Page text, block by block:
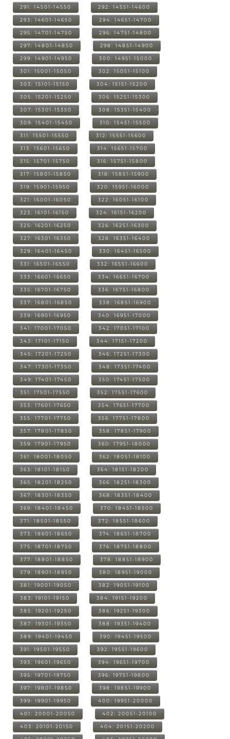
291: 14501-14550 292: 14551-14600
293: 14601-14650 294: 14651-14700
295: 14701-14750 296: 14751-14800
297: 14801-14850 298: 14851-14900
299: 14901-14950 300: 14951-15000
301: 15001-15050 302: 15051-15100
303: 15101-15150 304: 15151-15200
305: 15201-15250 306: 15251-15300
307: 15301-15350 308: 15351-15400
309: 15401-15450 310: 15451-15500
311: 15501-15550 312: 15551-15600
313: 15601-15650 314: 15651-15700
315: 15701-15750 316: 15751-15800
317: 15801-15850 318: 15851-15900
319: 15901-15950 320: 15951-16000
321: 16001-16050 322: 16051-16100
323: 16101-16150 324: 16151-16200
325: 16201-16250 326: 16251-16300
327: 16301-16350 328: 16351-16400
329: 16401-16450 330: 16451-16500
331: 16501-16550 332: 16551-16600
333: 16601-16650 334: 16651-16700
335: 16701-16750 336: 16751-16800
337: 16801-16850 338: 16851-16900
339: 16901-16950 340: 16951-17000
341: 17001-17050 342: 17051-17100
343: 17101-17150 344: 17151-17200
345: 17201-17250 346: 17251-17300
347: 17301-17350 348: 17351-17400
349: 17401-17450 350: 17451-17500
351: 17501-17550 352: 17551-17600
353: 17601-17650 354: 17651-17700
355: 17701-17750 356: 17751-17800
357: 17801-17850 358: 17851-17900
359: 17901-17950 360: 17951-18000
361: 18001-18050 362: 18051-18100
363: 18101-18150 364: 18151-18200
365: 18201-18250 366: 18251-18300
367: 18301-18350 368: 18351-18400
369: 18401-18450 370: 18451-18500
371: 18501-18550 372: 18551-18600
373: 18601-18650 374: 18651-18700
375: 18701-18750 376: 18751-18800
377: 18801-18850 378: 18851-18900
379: 18901-18950 380: 18951-19000
381: 19001-19050 382: 19051-19100
383: 19101-19150 384: 19151-19200
385: 19201-19250 386: 19251-19300
387: 19301-19350 388: 19351-19400
389: 19401-19450 390: 19451-19500
391: 19501-19550 392: 19551-19600
393: 19601-19650 394: 19651-19700
395: 19701-19750 396: 19751-19800
397: 19801-19850 398: 19851-19900
399: 19901-19950 400: 19951-20000
401: 20001-20050 402: 20051-20100
403: 20101-20150 404: 20151-20200